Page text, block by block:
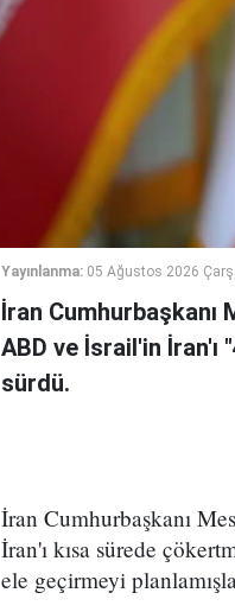
Yayınlanma: 05 Ağustos 2026
İran
ABD ve İsrail'in İran'ı
sürdü.
İran Cumhurbaşkanı
İran'ı kısa sürede
ele geçirmeyi